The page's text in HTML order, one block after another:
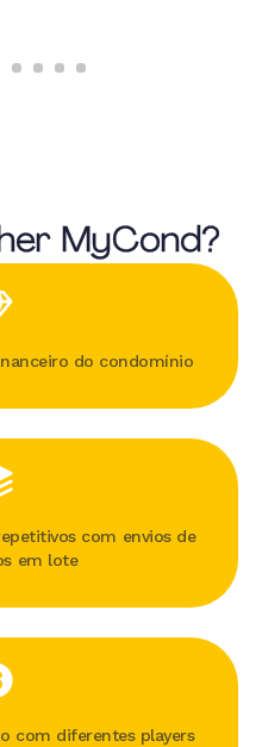
MyCond?
do condomínio
com envios de
em lote
com diferentes players